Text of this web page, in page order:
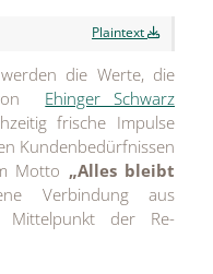
Plaintext
die Werte, die
Ehinger Schwarz
frische Impulse
Kundenbedürfnissen
Motto „Alles bleibt
Verbindung aus
Mittelpunkt der Re-